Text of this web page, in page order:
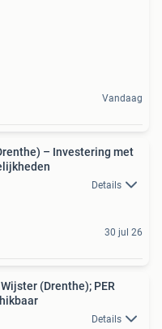
Vandaag
– Investering met
Details
30 jul 26
(Drenthe); PER
Details